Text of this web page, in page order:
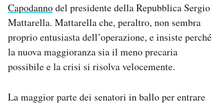
Capodannodel presidente della Repubblica Sergio
Mattarella. Mattarella che, peraltro, non sembra
proprio entusiasta dell’operazione, e insiste perché
la nuova maggioranza sia il meno precaria
possibile e la crisi si risolva velocemente.
La maggior parte dei senatori in ballo per entrare